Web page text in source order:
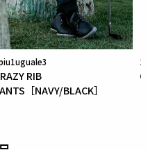
タン15%
RIB
［NAVY/BLACK］